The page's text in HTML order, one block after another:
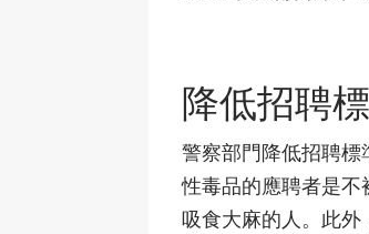
降低招聘
警察部門降低招聘
性毒品的應聘者是
吸食大麻的人。此